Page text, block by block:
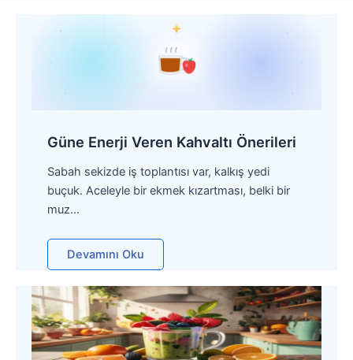
Güne Enerji Veren Kahvaltı Önerileri
Sabah sekizde iş toplantısı var, kalkış yedi
buçuk. Aceleyle bir ekmek kızartması, belki bir
muz…
Devamını Oku